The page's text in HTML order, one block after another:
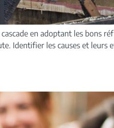
en adoptant les bons
Identifier les causes et leurs